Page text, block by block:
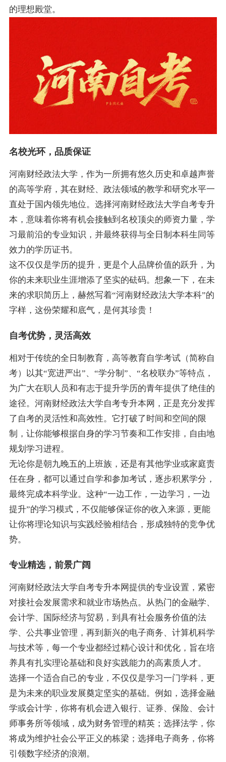
的理想殿堂。
名校光环，品质保证
河南财经政法大学，作为一所拥有悠久历史和卓越声誉
的高等学府，其在财经、政法领域的教学和研究水平一
直处于国内领先地位。选择河南财经政法大学自考专升
本，意味着你将有机会接触到名校顶尖的师资力量，学
习最前沿的专业知识，并最终获得与全日制本科生同等
效力的学历证书。
这不仅仅是学历的提升，更是个人品牌价值的跃升，为
你的未来职业生涯增添了坚实的砝码。想象一下，在未
来的求职简历上，赫然写着“河南财经政法大学本科”的
字样，这份荣耀和底气，是何其珍贵！
自考优势，灵活高效
相对于传统的全日制教育，高等教育自学考试（简称自
考）以其“宽进严出”、“学分制”、“名校联办”等特点，
为广大在职人员和有志于提升学历的青年提供了绝佳的
途径。河南财经政法大学自考专升本网，正是充分发挥
了自考的灵活性和高效性。它打破了时间和空间的限
制，让你能够根据自身的学习节奏和工作安排，自由地
规划学习进程。
无论你是朝九晚五的上班族，还是有其他学业或家庭责
任在身，都可以通过自学和参加考试，逐步积累学分，
最终完成本科学业。这种“一边工作，一边学习，一边
提升”的学习模式，不仅能够保证你的收入来源，更能
让你将理论知识与实践经验相结合，形成独特的竞争优
势。
专业精选，前景广阔
河南财经政法大学自考专升本网提供的专业设置，紧密
对接社会发展需求和就业市场热点。从热门的金融学、
会计学、国际经济与贸易，到具有社会服务价值的法
学、公共事业管理，再到新兴的电子商务、计算机科学
与技术等，每一个专业都经过精心设计和优化，旨在培
养具有扎实理论基础和良好实践能力的高素质人才。
选择一个适合自己的专业，不仅仅是学习一门学科，更
是为未来的职业发展奠定坚实的基础。例如，选择金融
学或会计学，你将有机会进入银行、证券、保险、会计
师事务所等领域，成为财务管理的精英；选择法学，你
将成为维护社会公平正义的栋梁；选择电子商务，你将
引领数字经济的浪潮。